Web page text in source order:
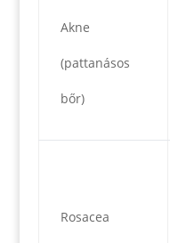
Akne
(pattanásos
bőr)
Rosacea